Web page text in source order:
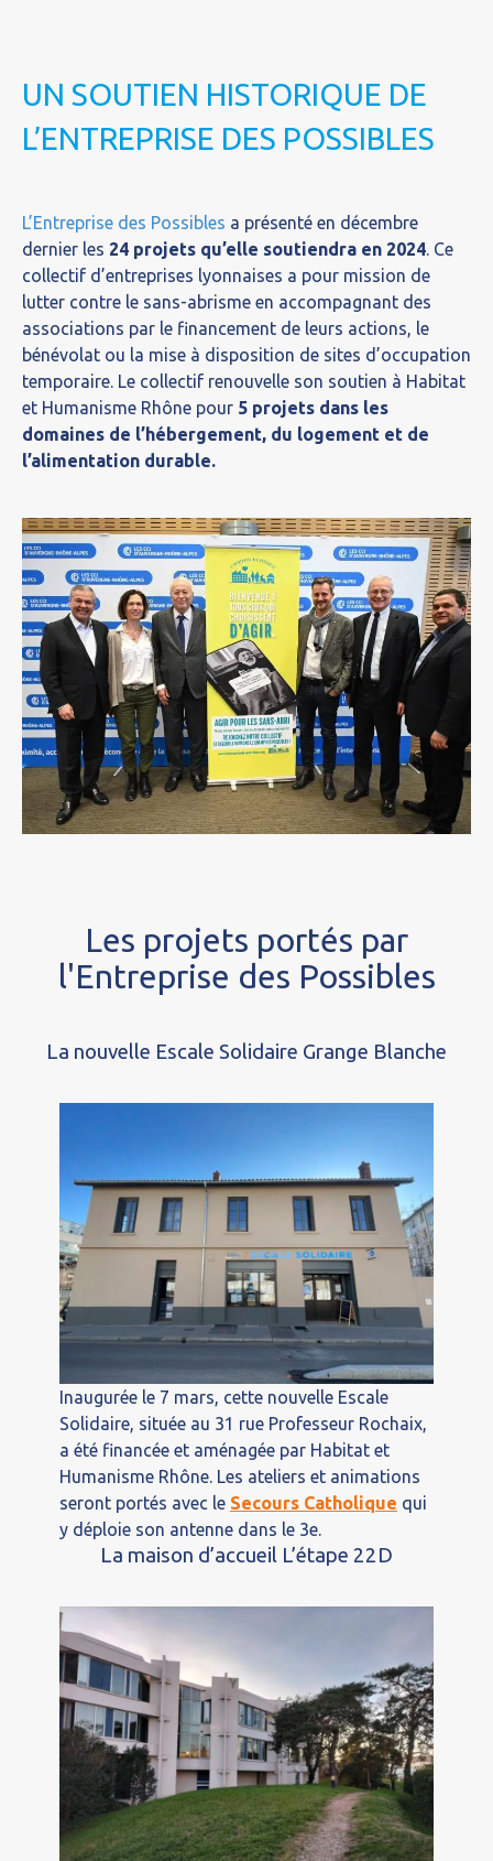
UN SOUTIEN HISTORIQUE DE
L’ENTREPRISE DES POSSIBLES
L’Entreprise des Possibles a présenté en décembre
dernier les 24 projets qu’elle soutiendra en 2024. Ce
collectif d’entreprises lyonnaises a pour mission de
lutter contre le sans-abrisme en accompagnant des
associations par le financement de leurs actions, le
bénévolat ou la mise à disposition de sites d’occupation
temporaire. Le collectif renouvelle son soutien à Habitat
et Humanisme Rhône pour 5 projets dans les
domaines de l’hébergement, du logement et de
l’alimentation durable.
Les projets portés par
l'Entreprise des Possibles
La nouvelle Escale Solidaire Grange Blanche
Inaugurée le 7 mars, cette nouvelle Escale
Solidaire, située au 31 rue Professeur Rochaix,
a été financée et aménagée par Habitat et
Humanisme Rhône. Les ateliers et animations
seront portés avec le Secours Catholique qui
y déploie son antenne dans le 3e.
La maison d’accueil L’étape 22D